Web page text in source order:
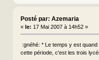
Posté par: Azemaria
« le: 17 Mai 2007 à 14h52 »
:gnéhé: * Le temps y est
cette période, c'est les trois